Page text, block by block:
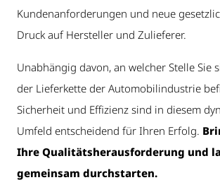
Kundenanforderungen und neue
Druck auf Hersteller und Zulieferer.
Unabhängig davon, an welcher Stelle Sie
der Lieferkette der Automobilindustrie
Sicherheit und Effizienz sind in diesem
Umfeld entscheidend für Ihren Erfolg.
Ihre Qualitätsherausforderung und
gemeinsam durchstarten.